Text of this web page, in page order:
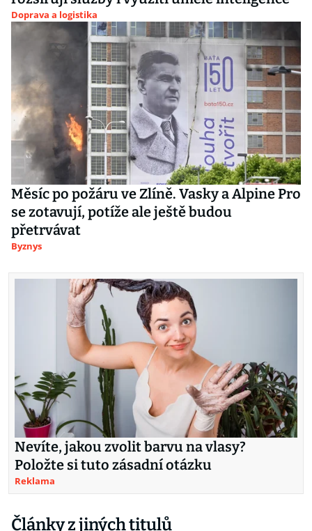
Doprava a logistika
Měsíc po požáru ve Zlíně. Vasky a Alpine Pro
se zotavují, potíže ale ještě budou
přetrvávat
Byznys
Nevíte, jakou zvolit barvu na vlasy?
Položte si tuto zásadní otázku
Reklama
Články z jiných titulů